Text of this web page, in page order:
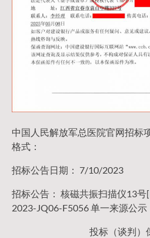
中国人民解放军总医院官网招标
格式：
招标公告日期： 7/10/2023
招标公告： 核磁共振扫描仪13
2023-JQ06-F5056 单一来源公示
投标（谈判）